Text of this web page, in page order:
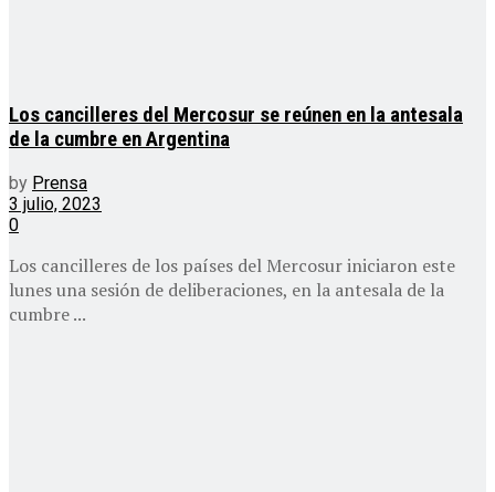
Los cancilleres del Mercosur se reúnen en la antesala
de la cumbre en Argentina
by Prensa
3 julio, 2023
0
Los cancilleres de los países del Mercosur iniciaron este
lunes una sesión de deliberaciones, en la antesala de la
cumbre ...